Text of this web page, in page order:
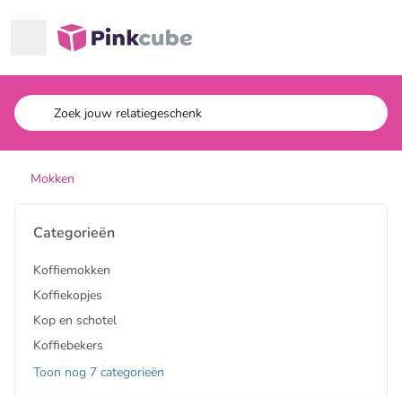
Pinkcube
Mokken
Categorieën
Koffiemokken
Koffiekopjes
Kop en schotel
Koffiebekers
Toon nog 7 categorieën